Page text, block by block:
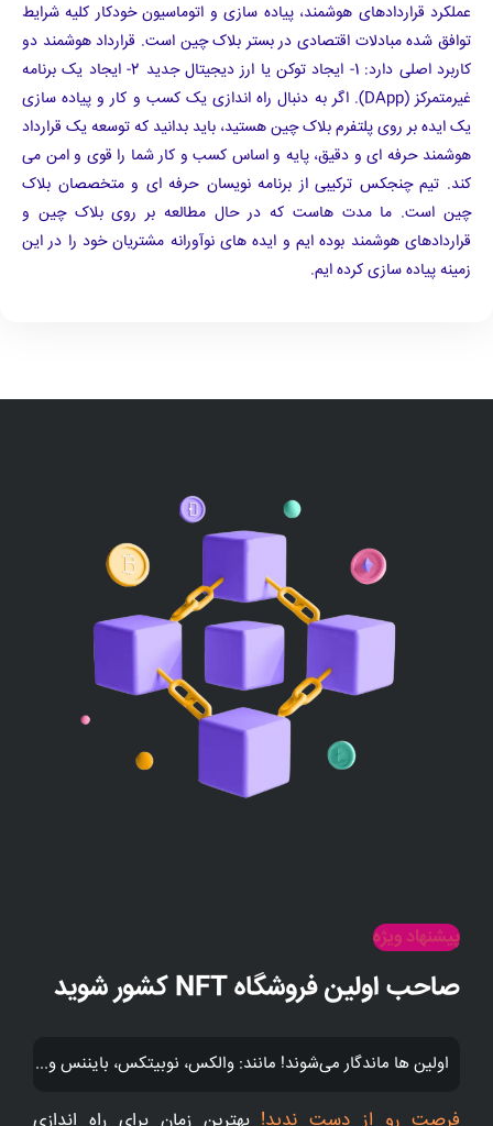
عملکرد قراردادهای هوشمند، پیاده سازی و اتوماسیون خودکار کلیه شرایط
توافق شده مبادلات اقتصادی در بستر بلاک چین است. قرارداد هوشمند دو
کاربرد اصلی دارد: 1- ایجاد توکن یا ارز دیجیتال جدید 2- ایجاد یک برنامه
غیرمتمرکز (DApp). اگر به دنبال راه اندازی یک کسب و کار و پیاده سازی
یک ایده بر روی پلتفرم بلاک چین هستید، باید بدانید که توسعه یک قرارداد
هوشمند حرفه ای و دقیق، پایه و اساس کسب و کار شما را قوی و امن می
کند. تیم چنجکس ترکیبی از برنامه نویسان حرفه ای و متخصصان بلاک
چین است. ما مدت هاست که در حال مطالعه بر روی بلاک چین و
قراردادهای هوشمند بوده ایم و ایده های نوآورانه مشتریان خود را در این
زمینه پیاده سازی کرده ایم.
پیشنهاد ویژه
صاحب اولین فروشگاه NFT کشور شوید
اولین ها ماندگار می‌شوند! مانند: والکس، نوبیتکس، بایننس و...